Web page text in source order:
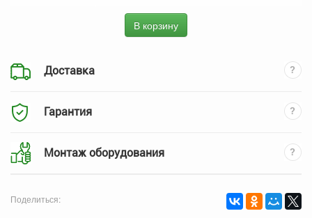
В корзину
Доставка
Гарантия
Монтаж оборудования
Поделиться: